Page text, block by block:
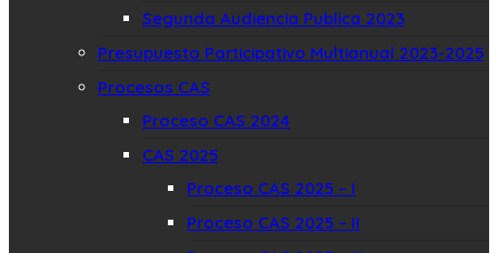
Segunda Audiencia Publica 2023
Presupuesto Participativo Multianual 2023-2025
Procesos CAS
Proceso CAS 2024
CAS 2025
Proceso CAS 2025 – I
Proceso CAS 2025 – II